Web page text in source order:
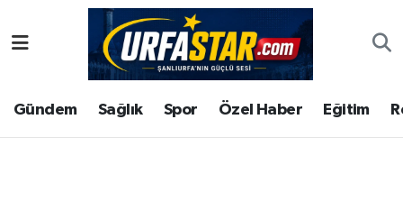
Gündem Sağlık Spor Özel Haber Eğitim
ASAYİS
ÇEVRE
Şanlıurfa Nöbetçi Eczaneler
Şanlıurfa Hava Durumu